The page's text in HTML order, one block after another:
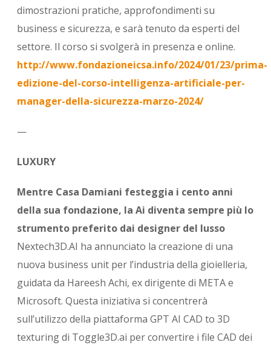
dimostrazioni pratiche, approfondimenti su
business e sicurezza, e sarà tenuto da esperti del
settore. Il corso si svolgerà in presenza e online.
http://www.fondazioneicsa.info/2024/01/23/prima-
edizione-del-corso-intelligenza-artificiale-per-
manager-della-sicurezza-marzo-2024/
—
LUXURY
Mentre Casa Damiani festeggia i cento anni
della sua fondazione, la Ai diventa sempre più lo
strumento preferito dai designer del lusso
Nextech3D.AI ha annunciato la creazione di una
nuova business unit per l’industria della gioielleria,
guidata da Hareesh Achi, ex dirigente di META e
Microsoft. Questa iniziativa si concentrerà
sull’utilizzo della piattaforma GPT AI CAD to 3D
texturing di Toggle3D.ai per convertire i file CAD dei